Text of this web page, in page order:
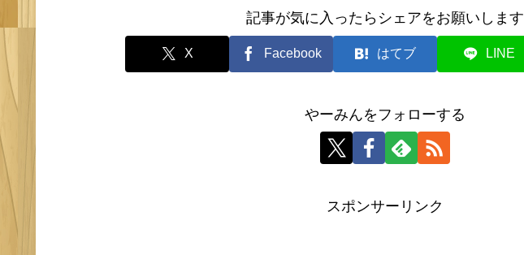
記事が気に入ったらシェアをお願いします
X Facebook はてブ LINE
やーみんをフォローする
スポンサーリンク